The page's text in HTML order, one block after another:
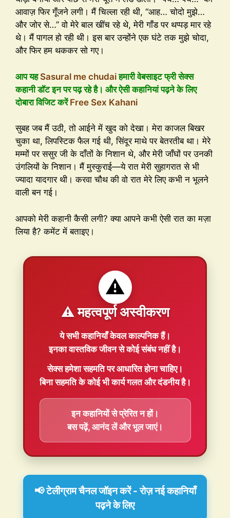
आवाज़ फिर गूँजने लगी। मैं चिल्ला रही थी, “आह… चोदो मुझे…
और जोर से…” वो मेरे बाल खींच रहे थे, मेरी गाँड पर थप्पड़ मार रहे
थे। मैं पागल हो रही थी। इस बार उन्होंने एक घंटे तक मुझे चोदा,
और फिर हम थककर सो गए।
आप यहSasural me chudaiहमारी वेबसाइट फ्री सेक्स
कहानी डॉट इन पर पढ़ रहे है। और ऐसी कहानियां पढ़ने के लिए
दोबारा विजिट करेंFree Sex Kahani
सुबह जब मैं उठी, तो आईने में खुद को देखा। मेरा काजल बिखर
चुका था, लिपस्टिक फैल गई थी, सिंदूर माथे पर बेतरतीब था। मेरे
मम्मों पर ससुर जी के दाँतों के निशान थे, और मेरी जाँघों पर उनकी
उंगलियों के निशान। मैं मुस्कुराई—ये रात मेरी सुहागरात से भी
ज्यादा यादगार थी। करवा चौथ की वो रात मेरे लिए कभी न भूलने
वाली बन गई।
आपको मेरी कहानी कैसी लगी? क्या आपने कभी ऐसी रात का मज़ा
लिया है? कमेंट में बताइए।
⚠️
⚠️ महत्वपूर्ण अस्वीकरण
ये सभी कहानियाँकेवल काल्पनिकहैं।
इनका वास्तविक जीवन से कोई संबंध नहीं है।
सेक्स हमेशासहमतिपर आधारित होना चाहिए।
बिना सहमति के कोई भी कार्य गलत और दंडनीय है।
इन कहानियों से प्रेरित न हों।
बस पढ़ें, आनंद लें और भूल जाएं।
📢 टेलीग्राम चैनल जॉइन करें - रोज़ नई कहानियाँ
पढ़ने के लिए